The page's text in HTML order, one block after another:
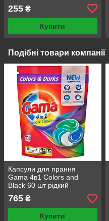
255 ₴
Купити
Подібні товари компанії
Капсули для прання
Gama 4в1 Colors and
Black 60 шт рідкий
порошок автомат для
кольорових та чорних
тканин
765 ₴
Купити